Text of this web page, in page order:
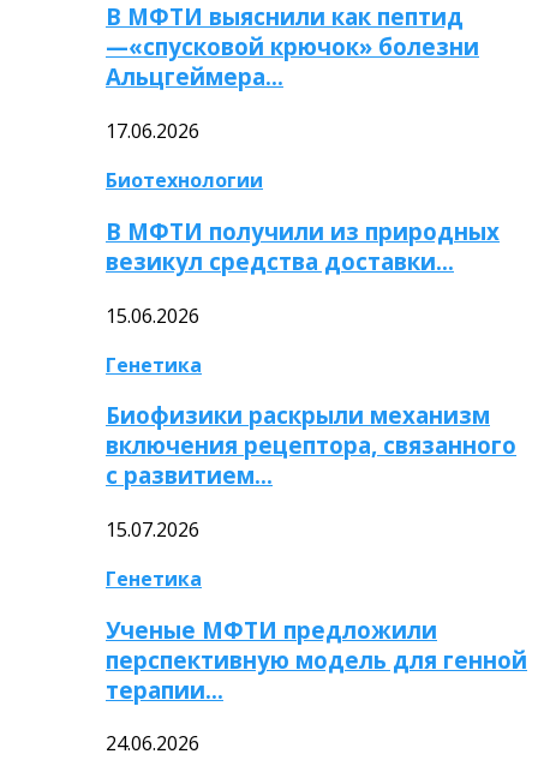
В МФТИ выяснили как пептид
—«спусковой крючок» болезни
Альцгеймера…
17.06.2026
Биотехнологии
В МФТИ получили из природных
везикул средства доставки…
15.06.2026
Генетика
Биофизики раскрыли механизм
включения рецептора, связанного
с развитием…
15.07.2026
Генетика
Ученые МФТИ предложили
перспективную модель для генной
терапии…
24.06.2026